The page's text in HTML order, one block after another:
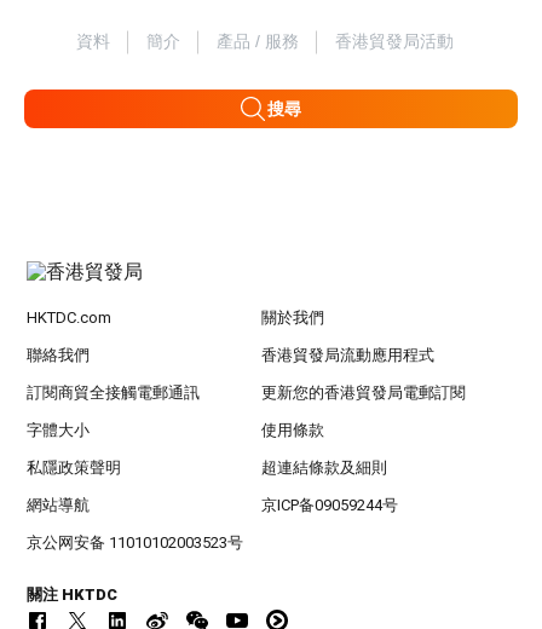
資料 簡介 產品 / 服務 香港貿發局活動
搜尋
HKTDC.com 關於我們
聯絡我們 香港貿發局流動應用程式
訂閱商貿全接觸電郵通訊 更新您的香港貿發局電郵訂閱
字體大小 使用條款
私隱政策聲明 超連結條款及細則
網站導航 京ICP备09059244号
京公网安备 11010102003523号
關注 HKTDC